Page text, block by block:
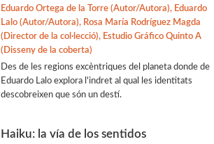
Eduardo Ortega de la Torre (Autor/Autora), Eduardo
Lalo (Autor/Autora), Rosa María Rodríguez Magda
(Director de la col·lecció), Estudio Gráfico Quinto A
(Disseny de la coberta)
Des de les regions excèntriques del planeta donde de
Eduardo Lalo explora l'indret al qual les identitats
descobreixen que són un destí.
Haiku: la vía de los sentidos